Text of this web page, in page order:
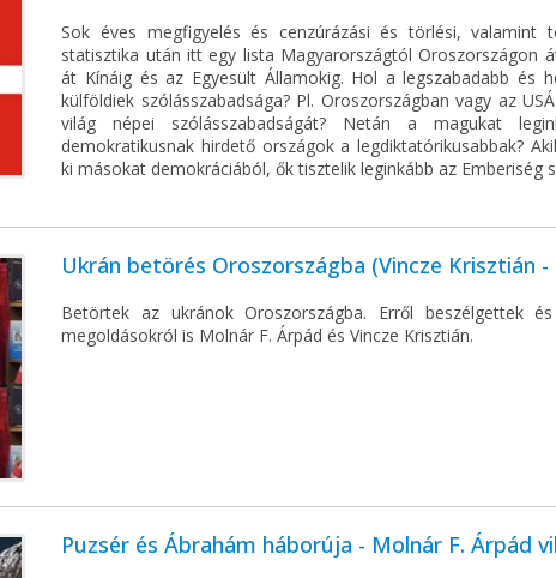
Sok éves megfigyelés és cenzúrázási és törlési, valamint
statisztika után itt egy lista Magyarországtól Oroszországon
át Kínáig és az Egyesült Államokig. Hol a legszabadabb és
külföldiek szólásszabadsága? Pl. Oroszországban vagy az
világ népei szólásszabadságát? Netán a magukat
demokratikusnak hirdető országok a legdiktatórikusabbak?
ki másokat demokráciából, ők tisztelik leginkább az Emberiség
Ukrán betörés Oroszországba (Vincze Krisztián
Betörtek az ukránok Oroszországba. Erről beszélgettek
megoldásokról is Molnár F. Árpád és Vincze Krisztián.
Puzsér és Ábrahám háborúja - Molnár F. Árpád